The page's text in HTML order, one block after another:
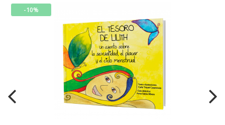
-10%